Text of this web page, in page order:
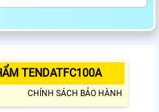
TENDATFC100A
CHÍNH SÁCH BẢO HÀNH